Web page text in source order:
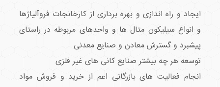
ایجاد و راه اندازی و بهره برداری از کارخانجات فروآلیاژها
و انواع سیلیکون متال ها و واحدهای مربوطه در راستای
پیشبرد و گسترش معادن و صنایع معدنی
توسعه هر چه بیشتر صنایع کانی های غیر فلزی
انجام فعالیت های بازرگانی اعم از خرید و فروش مواد